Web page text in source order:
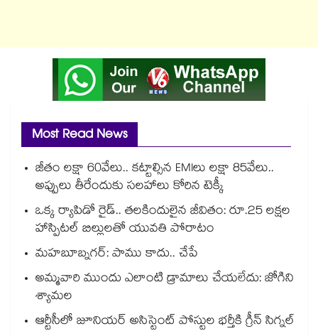
Most Read News
జీతం లక్షా 60వేలు.. కట్టాల్సిన EMIలు లక్షా 85వేలు..
అప్పులు తీరేందుకు సలహాలు కోరిన టెక్కీ
ఒక్క ర్యాపిడో రైడ్.. తలకిందులైన జీవితం: రూ.25 లక్షల
హాస్పిటల్ బిల్లులతో యువతి పోరాటం
మహబూబ్నగర్: పాము కాదు.. చేపే
అమ్మవారి ముందు ఎలాంటి డ్రామాలు చేయలేదు: జోగిని
శ్యామల
ఆర్టీసీలో జూనియర్ అసిస్టెంట్‌‌ పోస్టుల భర్తీకి గ్రీన్‌‌ సిగ్నల్